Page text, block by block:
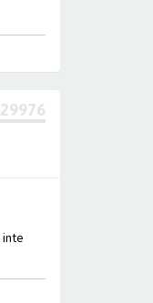
inte